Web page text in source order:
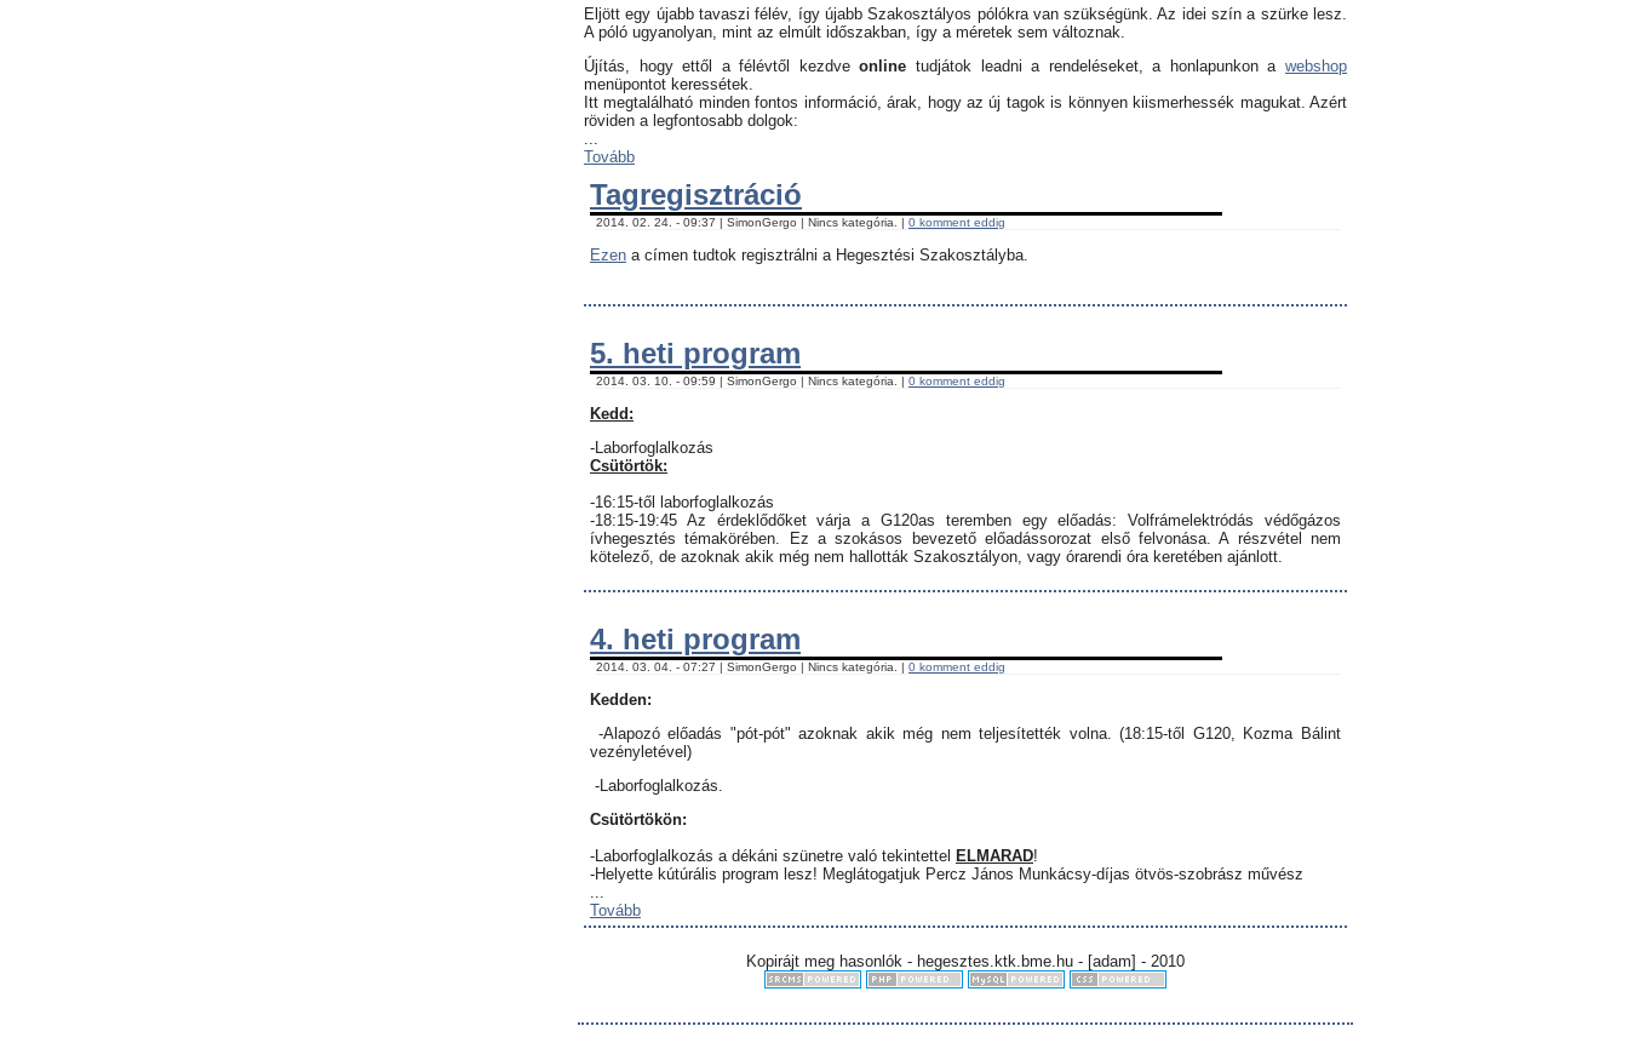
Eljött egy újabb tavaszi félév, így újabb Szakosztályos pólókra van szükségünk. Az idei szín a szürke lesz.
A póló ugyanolyan, mint az elmúlt időszakban, így a méretek sem változnak.
Újítás, hogy ettől a félévtől kezdveonline tudjátok leadni a rendeléseket, a honlapunkon awebshop
menüpontot keressétek.
Itt megtalálható minden fontos információ, árak, hogy az új tagok is könnyen kiismerhessék magukat. Azért
röviden a legfontosabb dolgok:
...
Tovább
Tagregisztráció
2014. 02. 24. - 09:37 | SimonGergo | Nincs kategória. | 0 komment eddig
Ezen a címen tudtok regisztrálni a Hegesztési Szakosztályba.
5. heti program
2014. 03. 10. - 09:59 | SimonGergo | Nincs kategória. | 0 komment eddig
Kedd:
-Laborfoglalkozás
Csütörtök:
-16:15-től laborfoglalkozás
-18:15-19:45 Az érdeklődőket várja a G120as teremben egy előadás: Volfrámelektródás védőgázos
ívhegesztés témakörében. Ez a szokásos bevezető előadássorozat első felvonása. A részvétel nem
kötelező, de azoknak akik még nem hallották Szakosztályon, vagy órarendi óra keretében ajánlott.
4. heti program
2014. 03. 04. - 07:27 | SimonGergo | Nincs kategória. | 0 komment eddig
Kedden:
-Alapozó előadás "pót-pót" azoknak akik még nem teljesítették volna. (18:15-től G120, Kozma Bálint
vezényletével)
-Laborfoglalkozás.
Csütörtökön:
-Laborfoglalkozás a dékáni szünetre való tekintettel ELMARAD!
-Helyette kútúrális program lesz! Meglátogatjuk Percz János Munkácsy-díjas ötvös-szobrász művész
...
Tovább
Kopirájt meg hasonlók - hegesztes.ktk.bme.hu - [adam] - 2010